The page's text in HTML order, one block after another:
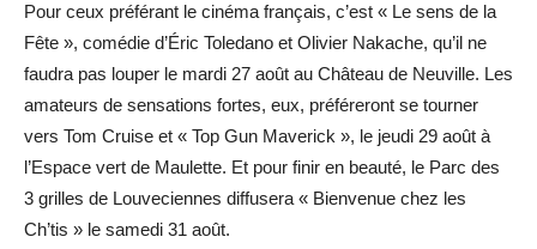
Pour ceux préférant le cinéma français, c’est « Le sens de la
Fête », comédie d’Éric Toledano et Olivier Nakache, qu’il ne
faudra pas louper le mardi 27 août au Château de Neuville. Les
amateurs de sensations fortes, eux, préféreront se tourner
vers Tom Cruise et « Top Gun Maverick », le jeudi 29 août à
l’Espace vert de Maulette. Et pour finir en beauté, le Parc des
3 grilles de Louveciennes diffusera « ­Bienvenue chez les
Ch’tis » le samedi 31 août.